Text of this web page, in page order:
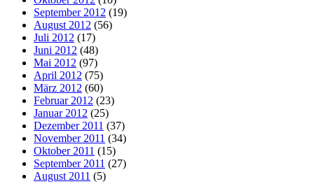
September 2012 (19)
August 2012 (56)
Juli 2012 (17)
Juni 2012 (48)
Mai 2012 (97)
April 2012 (75)
März 2012 (60)
Februar 2012 (23)
Januar 2012 (25)
Dezember 2011 (37)
November 2011 (34)
Oktober 2011 (15)
September 2011 (27)
August 2011 (5)